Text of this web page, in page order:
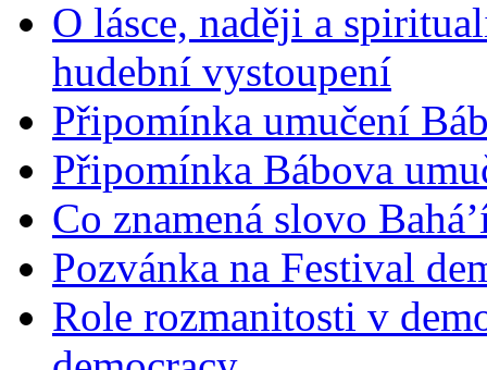
O lásce, naději a
hudební vystoupení
Připomínka umučení
Připomínka Bábova
Co znamená slovo
Pozvánka na Festival
Role rozmanitosti v